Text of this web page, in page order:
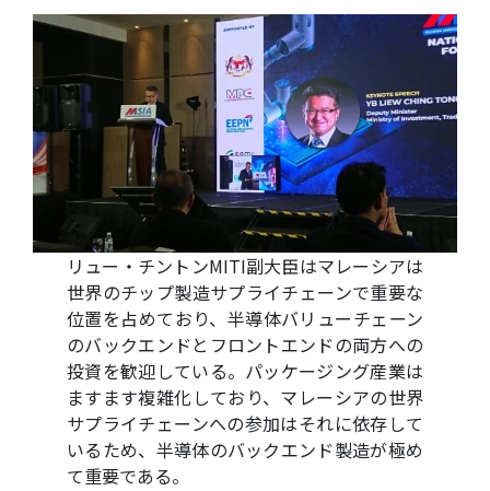
リュー・チントンMITI副大臣はマレーシアは
世界のチップ製造サプライチェーンで重要な
位置を占めており、半導体バリューチェーン
のバックエンドとフロントエンドの両方への
投資を歓迎している。パッケージング産業は
ますます複雑化しており、マレーシアの世界
サプライチェーンへの参加はそれに依存して
いるため、半導体のバックエンド製造が極め
て重要である。